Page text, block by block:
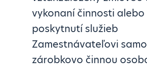
vykonaní činnosti alebo
poskytnutí služieb
Zamestnávateľovi
zárobkovo činnou